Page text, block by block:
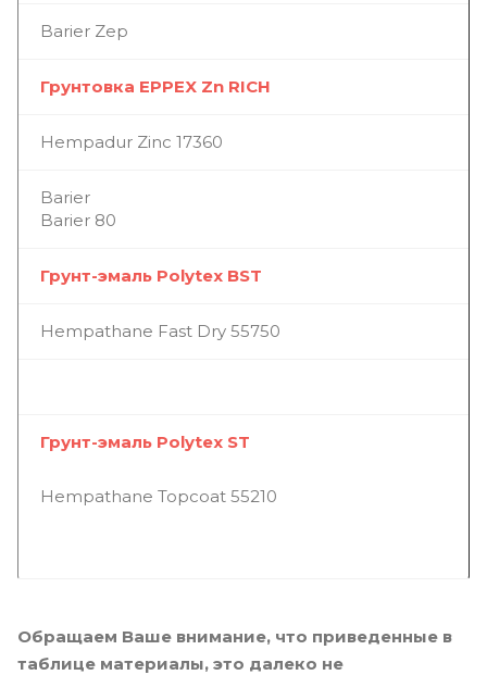
Barier Zep
Грунтовка EPPEX Zn RICH
Hempadur Zinc 17360
Barier
Barier 80
Грунт-эмаль Polytex BST
Hempathane Fast Dry 55750
Грунт-эмаль Polytex ST
Hempathane Topcoat 55210
Обращаем Ваше внимание, что приведенные в
таблице материалы, это далеко не